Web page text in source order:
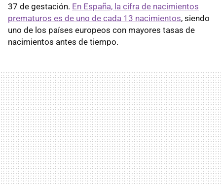
37 de gestación. En España, la cifra de nacimientos
prematuros es de uno de cada 13 nacimientos, siendo
uno de los países europeos con mayores tasas de
nacimientos antes de tiempo.